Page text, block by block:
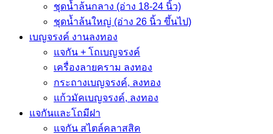
ชุดน้ำล้นกลาง (อ่าง 18-24 นิ้ว)
ชุดน้ำล้นใหญ่ (อ่าง 26 นิ้ว ขึ้นไป)
เบญจรงค์ งานลงทอง
แจกัน + โถเบญจรงค์
เครื่องลายคราม ลงทอง
กระถางเบญจรงค์, ลงทอง
แก้วมัคเบญจรงค์, ลงทอง
แจกันและโถมีฝา
แจกัน สไตล์คลาสสิค